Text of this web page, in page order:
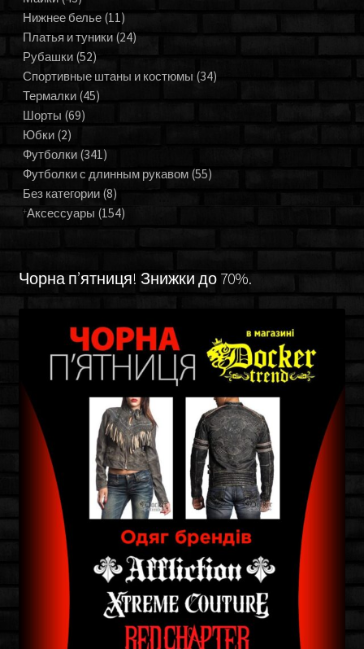
Нижнее белье (11)
Платья и туники (24)
Рубашки (52)
Спортивные штаны и костюмы (34)
Термалки (45)
Шорты (69)
Юбки (2)
Футболки (341)
Футболки с длинным рукавом (55)
Без категории (8)
Аксессуары (154)
Чорна п’ятниця! Знижки до 70%.